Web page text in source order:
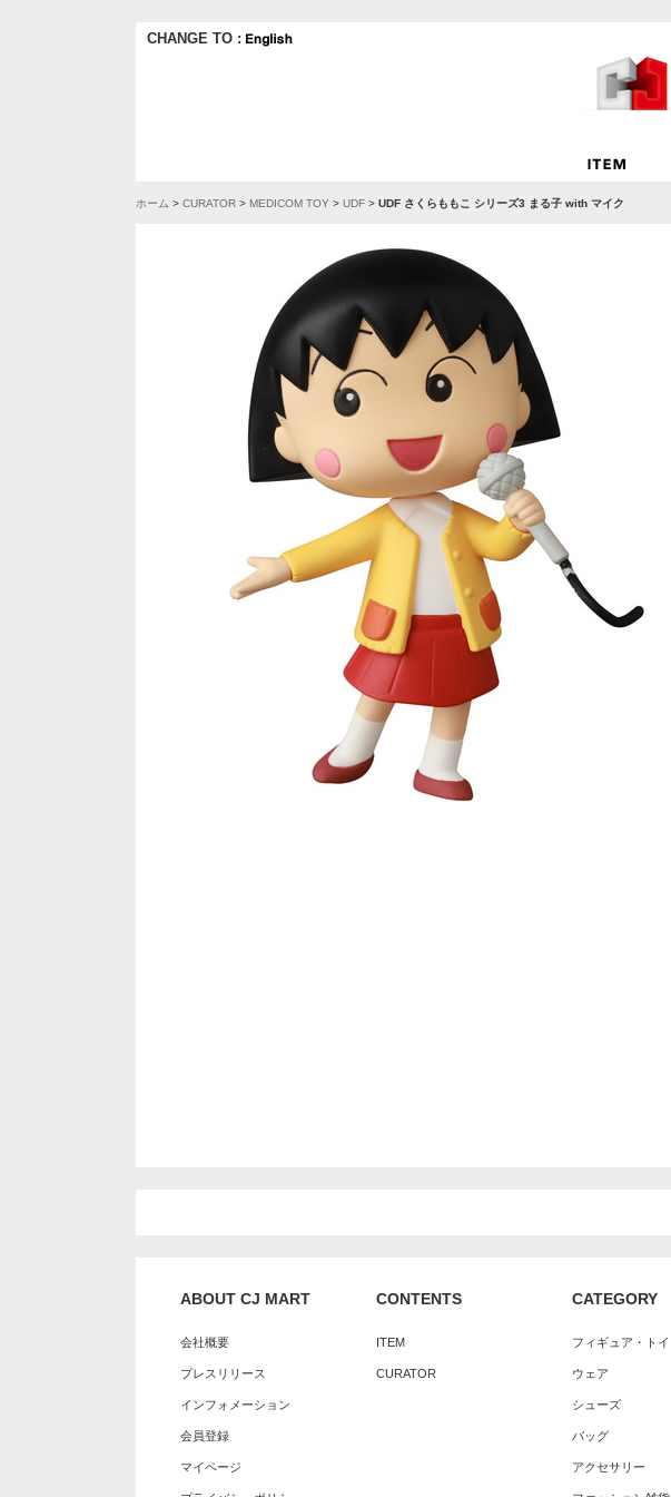
CHANGE TO :
ホーム > CURATOR > MEDICOM TOY > UDF > UDF さくらももこ シリーズ3 まる子 with マイク
ABOUT CJ MART
会社概要
プレスリリース
インフォメーション
会員登録
マイページ
CONTENTS
ITEM
CURATOR
CATEGORY
フィギュア・トイ
ウェア
シューズ
バッグ
アクセサリー